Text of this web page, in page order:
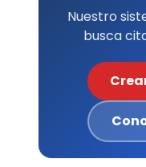
Nuestro
busca